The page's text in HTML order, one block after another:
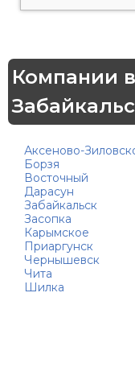
Компании
Аксеново-
Борзя
Восточный
Дарасун
Забайкальск
Засопка
Карымское
Приаргунск
Чернышевск
Чита
Шилка